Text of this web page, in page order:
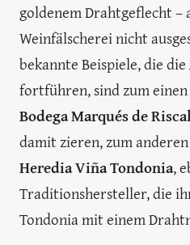
goldenem Drahtgeflecht –
Weinfälscherei nicht
bekannte Beispiele, die
fortführen, sind zum
Bodega Marqués de
damit zieren, zum
Heredia Viña Tondonia,
Traditionshersteller, die
Tondonia mit einem